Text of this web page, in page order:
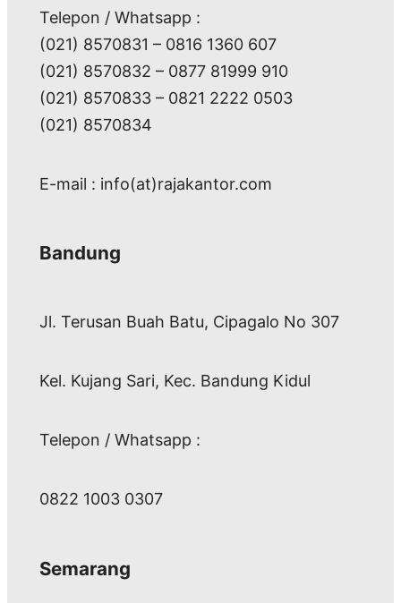
Telepon / Whatsapp :
(021) 8570831 – 0816 1360 607
(021) 8570832 – 0877 81999 910
(021) 8570833 – 0821 2222 0503
(021) 8570834
E-mail : info(at)rajakantor.com
Bandung
Jl. Terusan Buah Batu, Cipagalo No 307
Kel. Kujang Sari, Kec. Bandung Kidul
Telepon / Whatsapp :
0822 1003 0307
Semarang